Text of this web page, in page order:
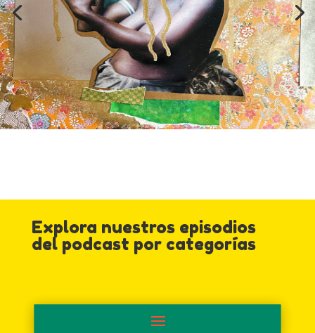
Explora nuestros episodios
del podcast por categorías